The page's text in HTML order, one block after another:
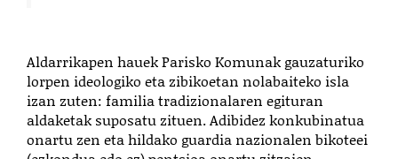
Aldarrikapen hauek Parisko Komunak gauzaturiko
lorpen ideologiko eta zibikoetan nolabaiteko isla
izan zuten: familia tradizionalaren egituran
aldaketak suposatu zituen.Adibidez konkubinatua
onartu zen eta hildako guardia nazionalen bikoteei